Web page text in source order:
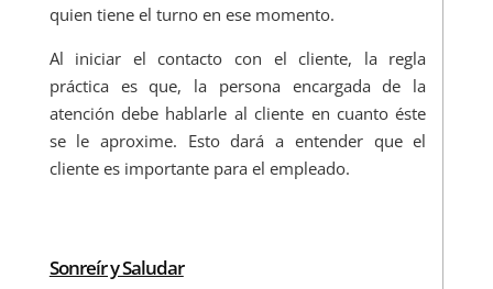
quien tiene el turno en ese momento.
Al iniciar el contacto con el cliente, la regla
práctica es que, la persona encargada de la
atención debe hablarle al cliente en cuanto éste
se le aproxime. Esto dará a entender que el
cliente es importante para el empleado.
Sonreír y Saludar